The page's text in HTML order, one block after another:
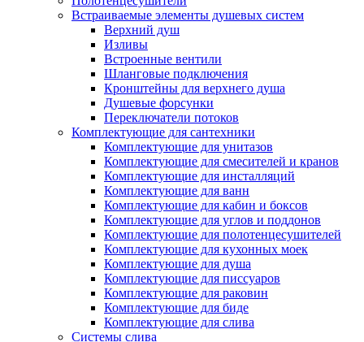
Встраиваемые элементы душевых систем
Верхний душ
Изливы
Встроенные вентили
Шланговые подключения
Кронштейны для верхнего душа
Душевые форсунки
Переключатели потоков
Комплектующие для сантехники
Комплектующие для унитазов
Комплектующие для смесителей и кранов
Комплектующие для инсталляций
Комплектующие для ванн
Комплектующие для кабин и боксов
Комплектующие для углов и поддонов
Комплектующие для полотенцесушителей
Комплектующие для кухонных моек
Комплектующие для душа
Комплектующие для писсуаров
Комплектующие для раковин
Комплектующие для биде
Комплектующие для слива
Системы слива